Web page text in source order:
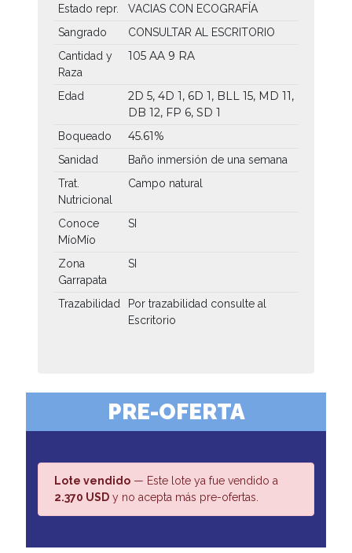
Estado repr.
VACIAS CON ECOGRAFÍA
Sangrado
CONSULTAR AL ESCRITORIO
Cantidad y
Raza
105 AA 9 RA
Edad
2D 5, 4D 1, 6D 1, BLL 15, MD 11,
DB 12, FP 6, SD 1
Boqueado 45.61%
Sanidad
Baño inmersión de una semana
Trat.
Nutricional
Campo natural
Conoce
MíoMío
SI
Zona
Garrapata
SI
Trazabilidad
Por trazabilidad consulte al
Escritorio
PRE-OFERTA
Lote vendido — Este lote ya fue vendido a
2.370 USD y no acepta más pre-ofertas.